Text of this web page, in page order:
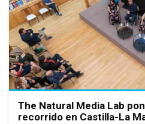
The Natural Media Lab
recorrido en Castilla-La